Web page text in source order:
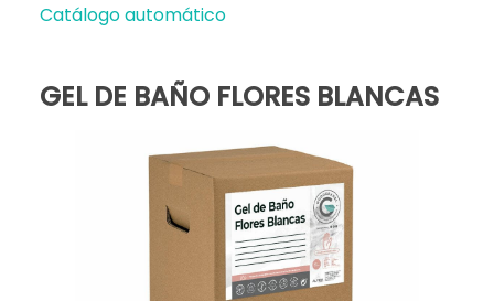
Catálogo automático
GEL DE BAÑO FLORES BLANCAS